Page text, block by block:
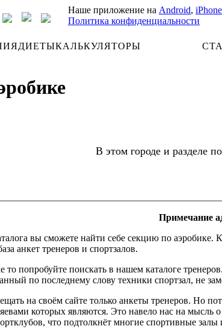
Наше приложение на Android, iPhone
Политика конфиденциальности
ДИЕТЫКАЛЬКУЛЯТОРЫ
В этом городе и разделе
Примечание
вы сможете найти себе секцию по
анкет тренеров и спортзалов.
попробуйте поискать в нашем каталоге
по последнему слову техники спортзал, не
на своём сайте только анкеты тренеров. Но
которых являются. Это навело нас на мысль
что подтолкнёт многие спортивные